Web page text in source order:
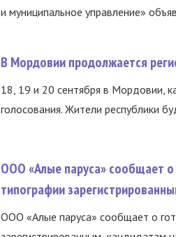
и муниципальное управление»
В Мордовии продолжается
18, 19 и 20 сентября в Мордовии,
голосования. Жители республики
ООО «Алые паруса» сообщает о
типографии
ООО «Алые паруса» сообщает о